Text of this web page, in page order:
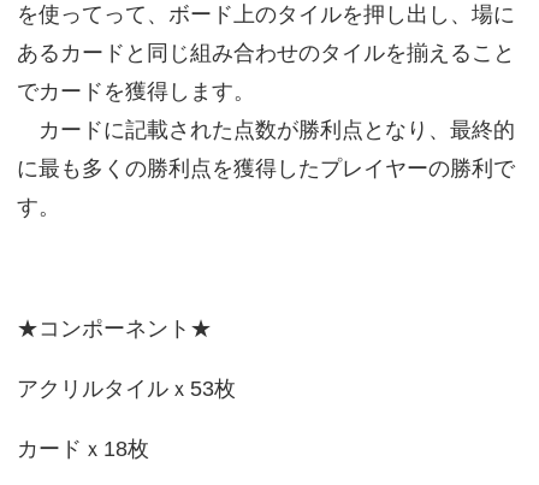
を使ってって、ボード上のタイルを押し出し、場に
あるカードと同じ組み合わせのタイルを揃えること
でカードを獲得します。
カードに記載された点数が勝利点となり、最終的
に最も多くの勝利点を獲得したプレイヤーの勝利で
す。
★コンポーネント★
アクリルタイルｘ53枚
カードｘ18枚